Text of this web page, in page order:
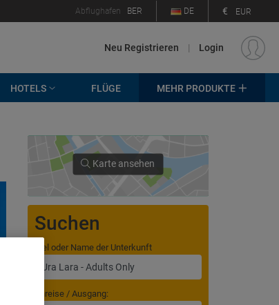
Abflughafen BER DE € EUR
Neu Registrieren | Login
HOTELS FLÜGE MEHR PRODUKTE
Karte ansehen
Suchen
Ziel oder Name der Unterkunft
Anreise / Ausgang: